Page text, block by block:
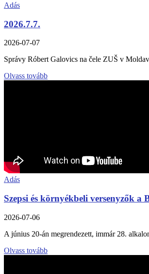
Adás
2026.7.7.
2026-07-07
Správy Róbert Galovics na čele ZUŠ v
Olvass tovább
Adás
Szepsi és környékbeli versenyzők a
2026-07-06
A június 20-án megrendezett, immár 28.
Olvass tovább